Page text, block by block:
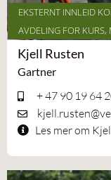
EKSTERNT INNLEID
AVDELING FOR
Kjell Rusten
Gartner
+ 47 90 19 64
Les mer om